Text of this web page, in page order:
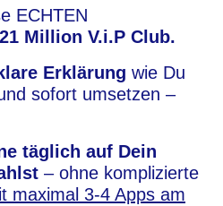
ECHTEN
21 Million V.i.P Club.
Erklärung wie Du
sofort umsetzen –
täglich auf Dein
– ohne komplizierte
maximal 3-4 Apps am